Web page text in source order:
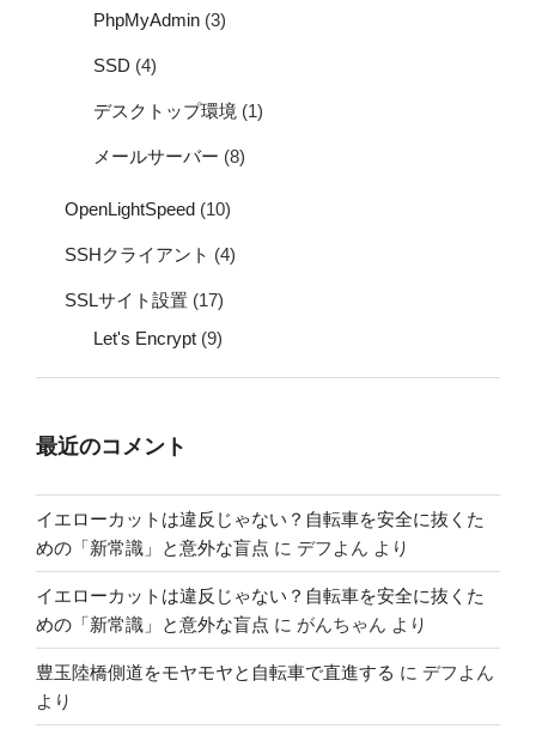
PhpMyAdmin (3)
SSD (4)
デスクトップ環境 (1)
メールサーバー (8)
OpenLightSpeed (10)
SSHクライアント (4)
SSLサイト設置 (17)
Let's Encrypt (9)
最近のコメント
イエローカットは違反じゃない？自転車を安全に抜くた
めの「新常識」と意外な盲点 に デフよん より
イエローカットは違反じゃない？自転車を安全に抜くた
めの「新常識」と意外な盲点 に がんちゃん より
豊玉陸橋側道をモヤモヤと自転車で直進する に デフよん
より